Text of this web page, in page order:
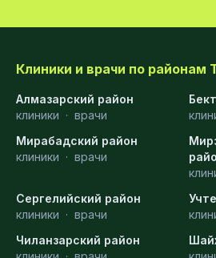
Клиники и врачи по районам
Алмазарский район
клиники · врачи
Мирабадский район
клиники · врачи
Сергелийский район
клиники · врачи
Чиланзарский район